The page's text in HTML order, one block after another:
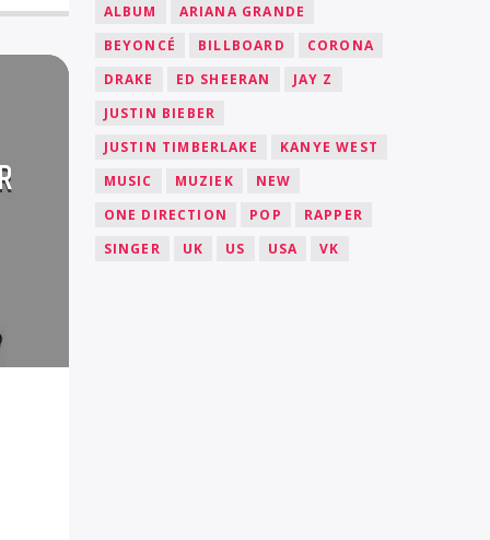
ALBUM
ARIANA GRANDE
BEYONCÉ
BILLBOARD
CORONA
DRAKE
ED SHEERAN
JAY Z
JUSTIN BIEBER
JUSTIN TIMBERLAKE
KANYE WEST
MUSIC
MUZIEK
NEW
ONE DIRECTION
POP
RAPPER
SINGER
UK US USA VK